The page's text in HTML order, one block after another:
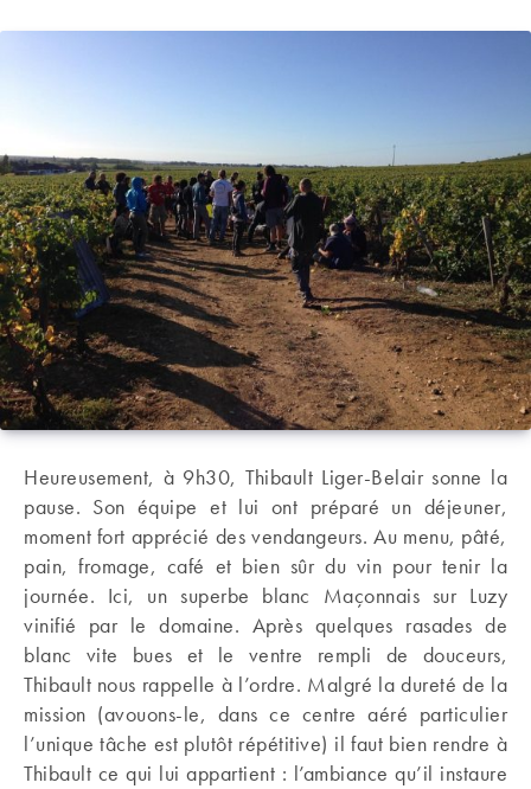
Heureusement, à 9h30, Thibault Liger-Belair sonne la
pause. Son équipe et lui ont préparé un déjeuner,
moment fort apprécié des vendangeurs. Au menu, pâté,
pain, fromage, café et bien sûr du vin pour tenir la
journée. Ici, un superbe blanc Maçonnais sur Luzy
vinifié par le domaine. Après quelques rasades de
blanc vite bues et le ventre rempli de douceurs,
Thibault nous rappelle à l’ordre. Malgré la dureté de la
mission (avouons-le, dans ce centre aéré particulier
l’unique tâche est plutôt répétitive) il faut bien rendre à
Thibault ce qui lui appartient : l’ambiance qu’il instaure